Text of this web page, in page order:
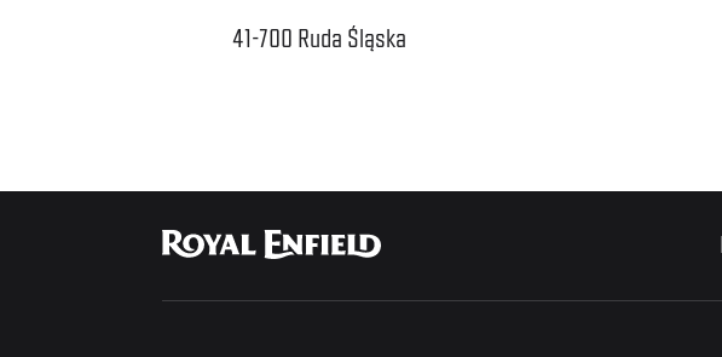
41-700 Ruda Śląska